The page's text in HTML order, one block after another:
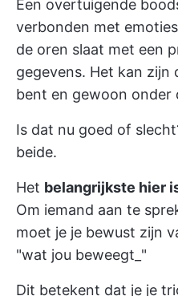
Een overtuigende
verbonden met
de oren slaat met een
gegevens. Het kan zijn
bent en gewoon onder
Is dat nu goed of
beide.
Het belangrijkste hier
Om iemand aan te
moet je je bewust zijn
"wat jou beweegt_"
Dit betekent dat je je